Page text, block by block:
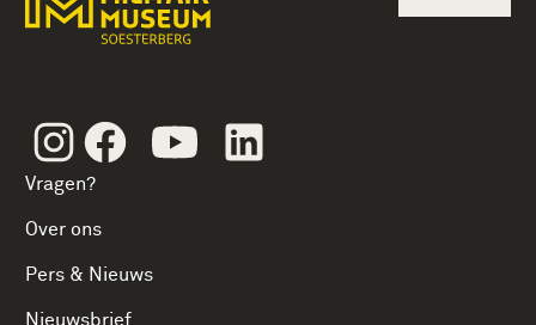
InstagramFacebookYoutube
Vragen?
Over ons
Pers & Nieuws
Nieuwsbrief